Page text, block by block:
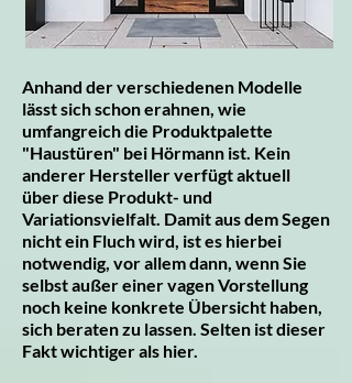
Anhand der verschiedenen Modelle
lässt sich schon erahnen, wie
umfangreich die Produktpalette
"Haustüren" bei Hörmann ist. Kein
anderer Hersteller verfügt aktuell
über diese Produkt- und
Variationsvielfalt. Damit aus dem Segen
nicht ein Fluch wird, ist es hierbei
notwendig, vor allem dann, wenn Sie
selbst außer einer vagen Vorstellung
noch keine konkrete Übersicht haben,
sich beraten zu lassen. Selten ist dieser
Fakt wichtiger als hier.